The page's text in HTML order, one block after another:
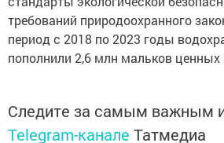
требований природоохранного
период с 2018 по 2023 годы
пополнили 2,6 млн мальков
Telegram-каналеТатмедиа